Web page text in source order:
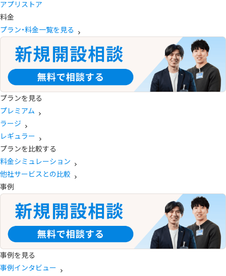
アプリストア
料金
プラン・料金一覧を見る
プランを見る
プレミアム
ラージ
レギュラー
プランを比較する
料金シミュレーション
他社サービスとの比較
事例
事例を見る
事例インタビュー